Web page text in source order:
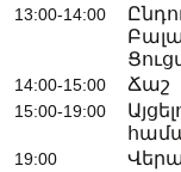
13:00-14:00
14:00-15:00 Ճաշ
15:00-19:00
19:00